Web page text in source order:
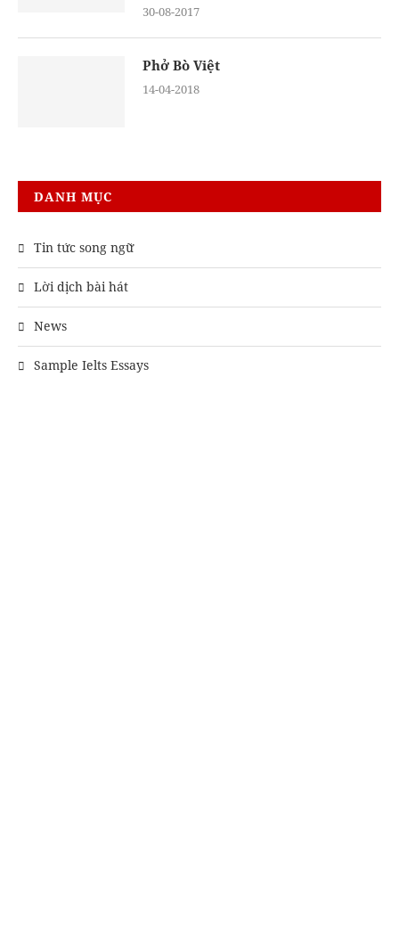
30-08-2017
Phở Bò Việt
14-04-2018
DANH MỤC
Tin tức song ngữ
Lời dịch bài hát
News
Sample Ielts Essays